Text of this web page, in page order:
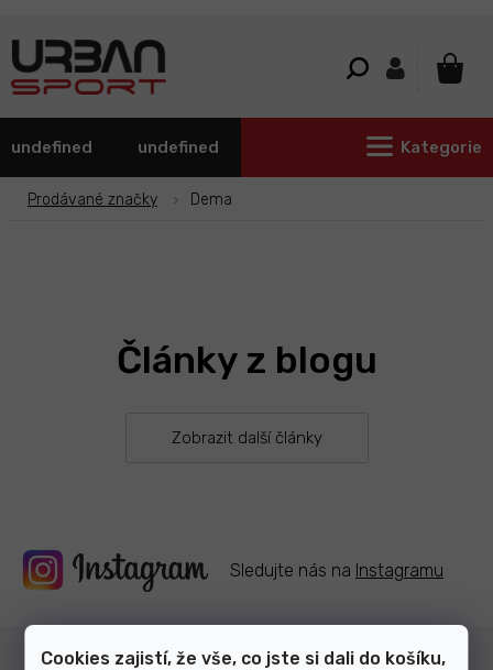
Cookies zajistí, že vše, co jste si dali do košíku,
undefined undefined Kategorie
Prodávané značky Dema
Články z blogu
Zobrazit další články
Sledujte nás na Instagramu